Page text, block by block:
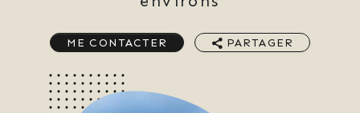
ME CONTACTER PARTAGER